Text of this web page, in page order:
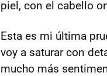
piel, con el cabello
Esta es mi última
voy a saturar con
mucho más